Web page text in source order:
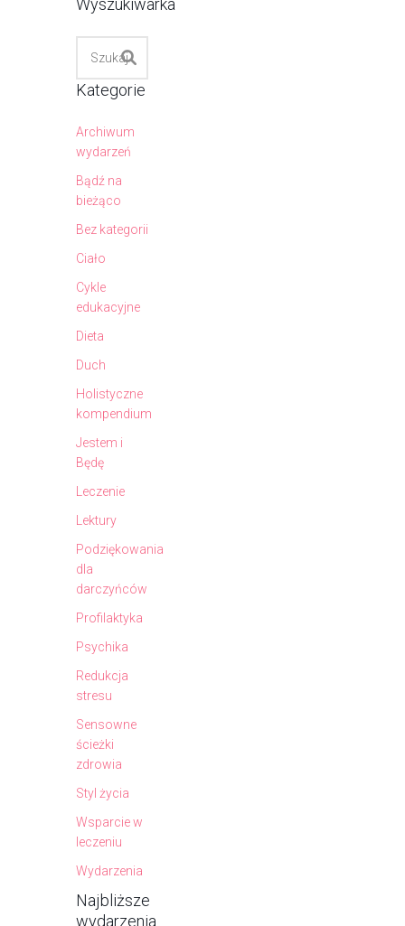
Kategorie
Archiwum
wydarzeń
Bądź na
bieżąco
Bez kategorii
Ciało
Cykle
edukacyjne
Dieta
Duch
Holistyczne
kompendium
Jestem i
Będę
Leczenie
Lektury
Podziękowania
dla
darczyńców
Profilaktyka
Psychika
Redukcja
stresu
Sensowne
ścieżki
zdrowia
Styl życia
Wsparcie w
leczeniu
Wydarzenia
Najbliższe
wydarzenia